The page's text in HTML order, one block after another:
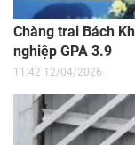
Chàng trai Bách
nghiệp GPA 3.9
11:42 12/04/2026